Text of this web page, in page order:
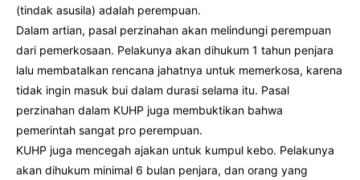
(tindak asusila) adalah perempuan.
Dalam artian, pasal perzinahan akan melindungi perempuan
dari pemerkosaan. Pelakunya akan dihukum 1 tahun penjara
lalu membatalkan rencana jahatnya untuk memerkosa, karena
tidak ingin masuk bui dalam durasi selama itu. Pasal
perzinahan dalam KUHP juga membuktikan bahwa
pemerintah sangat pro perempuan.
KUHP juga mencegah ajakan untuk kumpul kebo. Pelakunya
akan dihukum minimal 6 bulan penjara, dan orang yang